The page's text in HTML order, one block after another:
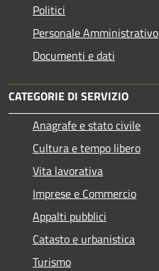
Politici
Personale Amministrativo
Documenti e dati
CATEGORIE DI SERVIZIO
Anagrafe e stato civile
Cultura e tempo libero
Vita lavorativa
Imprese e Commercio
Appalti pubblici
Catasto e urbanistica
Turismo